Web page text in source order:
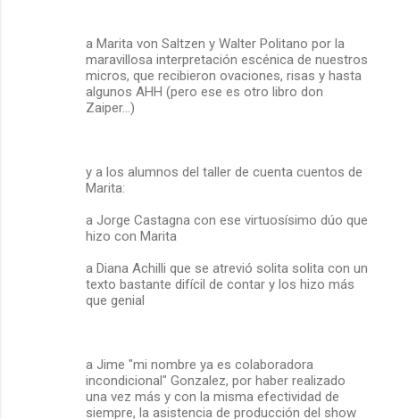
a Marita von Saltzen y Walter Politano por la
maravillosa interpretación escénica de nuestros
micros, que recibieron ovaciones, risas y hasta
algunos AHH (pero ese es otro libro don
Zaiper…)
y a los alumnos del taller de cuenta cuentos de
Marita:
a Jorge Castagna con ese virtuosísimo dúo que
hizo con Marita
a Diana Achilli que se atrevió solita solita con un
texto bastante difícil de contar y los hizo más
que genial
a Jime "mi nombre ya es colaboradora
incondicional" Gonzalez, por haber realizado
una vez más y con la misma efectividad de
siempre, la asistencia de producción del show